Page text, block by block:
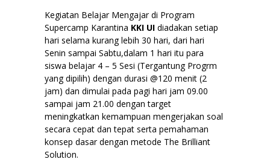
Kegiatan Belajar Mengajar di Program
Supercamp Karantina KKI UI diadakan setiap
hari selama kurang lebih 30 hari, dari hari
Senin sampai Sabtu,dalam 1 hari itu para
siswa belajar 4 – 5 Sesi (Tergantung Progrm
yang dipilih) dengan durasi @120 menit (2
jam) dan dimulai pada pagi hari jam 09.00
sampai jam 21.00 dengan target
meningkatkan kemampuan mengerjakan soal
secara cepat dan tepat serta pemahaman
konsep dasar dengan metode The Brilliant
Solution.